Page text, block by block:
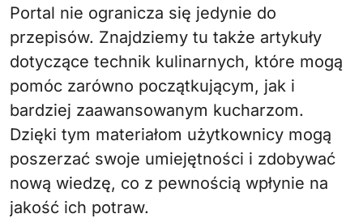
Portal nie ogranicza się jedynie do
przepisów. Znajdziemy tu także artykuły
dotyczące technik kulinarnych, które mogą
pomóc zarówno początkującym, jak i
bardziej zaawansowanym kucharzom.
Dzięki tym materiałom użytkownicy mogą
poszerzać swoje umiejętności i zdobywać
nową wiedzę, co z pewnością wpłynie na
jakość ich potraw.